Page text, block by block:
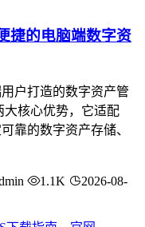
捷的电脑端数字资
户打造的数字资产管
大核心优势，它适配
靠的数字资产存储、
1.1K
2026-08-